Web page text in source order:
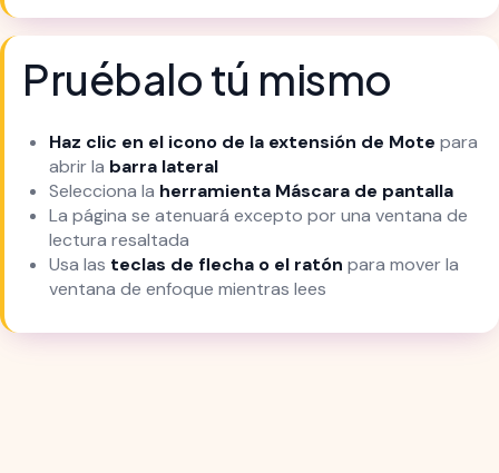
Pruébalo tú mismo
Haz clic en el icono de la extensión de Mote para
abrir la barra lateral
Selecciona la herramienta Máscara de pantalla
La página se atenuará excepto por una ventana de
lectura resaltada
Usa las teclas de flecha o el ratón para mover la
ventana de enfoque mientras lees